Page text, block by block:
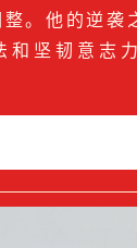
。他的逆袭
和坚韧意志